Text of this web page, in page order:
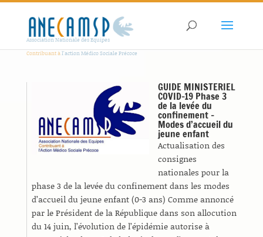
Association Nationale des Equipes
Contribuant àl'action Médico Sociale Précoce
GUIDE MINISTERIEL
COVID-19 Phase 3
de la levée du
confinement –
Modes d’accueil du
jeune enfant
Actualisation des
consignes
nationales pour la
phase 3 de la levée du confinement dans les modes
d’accueil du jeune enfant (0-3 ans) Comme annoncé
par le Président de la République dans son allocution
du 14 juin, l’évolution de l’épidémie autorise à